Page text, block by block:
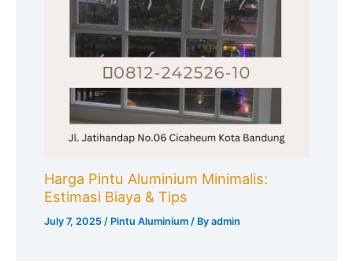
Harga Pintu Aluminium Minimalis:
Estimasi Biaya & Tips
July 7, 2025 / Pintu Aluminium / Byadmin